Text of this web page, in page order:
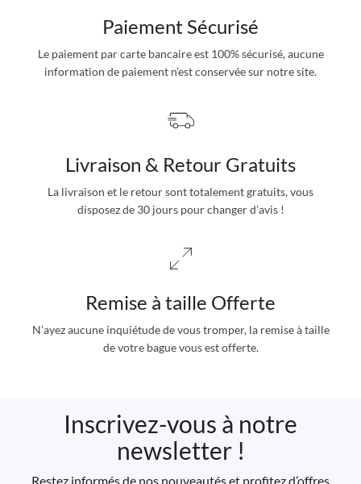
Paiement Sécurisé
Le paiement par carte bancaire est 100% sécurisé, aucune
information de paiement n’est conservée sur notre site.
Livraison & Retour Gratuits
La livraison et le retour sont totalement gratuits, vous
disposez de 30 jours pour changer d’avis !
Remise à taille Offerte
N’ayez aucune inquiétude de vous tromper, la remise à taille
de votre bague vous est offerte.
Inscrivez-vous à notre
newsletter !
Restez informés de nos nouveautés et profitez d’offres